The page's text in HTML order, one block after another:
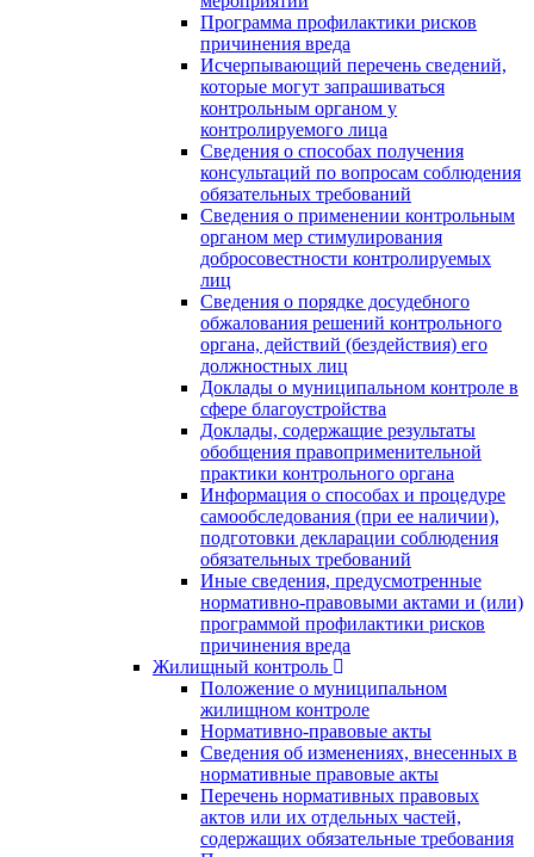
Программа профилактики рисков
причинения вреда
Исчерпывающий перечень сведений,
которые могут запрашиваться
контрольным органом у
контролируемого лица
Сведения о способах получения
консультаций по вопросам соблюдения
обязательных требований
Сведения о применении контрольным
органом мер стимулирования
добросовестности контролируемых
лиц
Сведения о порядке досудебного
обжалования решений контрольного
органа, действий (бездействия) его
должностных лиц
Доклады о муниципальном контроле в
сфере благоустройства
Доклады, содержащие результаты
обобщения правоприменительной
практики контрольного органа
Информация о способах и процедуре
самообследования (при ее наличии),
подготовки декларации соблюдения
обязательных требований
Иные сведения, предусмотренные
нормативно-правовыми актами и (или)
программой профилактики рисков
причинения вреда
Жилищный контроль
Положение о муниципальном
жилищном контроле
Нормативно-правовые акты
Сведения об изменениях, внесенных в
нормативные правовые акты
Перечень нормативных правовых
актов или их отдельных частей,
содержащих обязательные требования